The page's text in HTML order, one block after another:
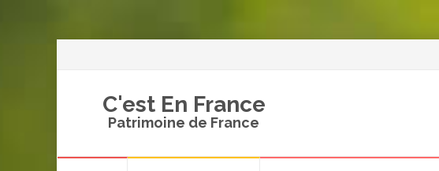
C'est En France
Patrimoine de France